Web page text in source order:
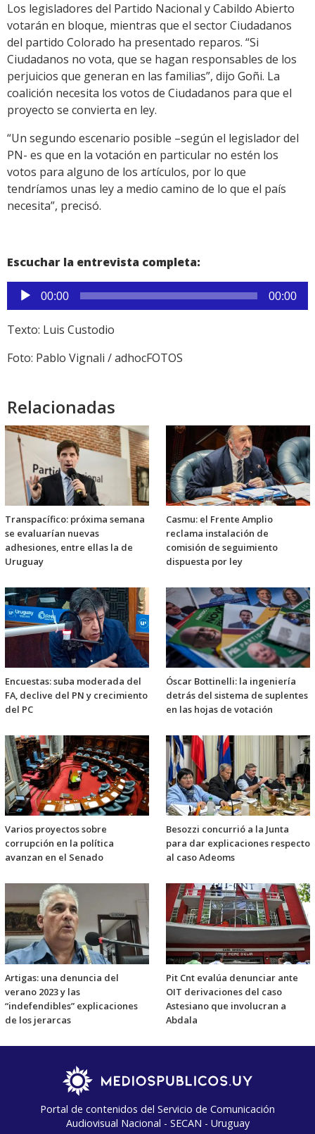
Los legisladores del Partido Nacional y Cabildo Abierto
votarán en bloque, mientras que el sector Ciudadanos
del partido Colorado ha presentado reparos. “Si
Ciudadanos no vota, que se hagan responsables de los
perjuicios que generan en las familias”, dijo Goñi. La
coalición necesita los votos de Ciudadanos para que el
proyecto se convierta en ley.
“Un segundo escenario posible –según el legislador del
PN- es que en la votación en particular no estén los
votos para alguno de los artículos, por lo que
tendríamos unas ley a medio camino de lo que el país
necesita”, precisó.
Escuchar la entrevista completa:
Reproductor
de
audio
00:00 00:00
Texto: Luis Custodio
Foto: Pablo Vignali / adhocFOTOS
Relacionadas
Transpacífico: próxima semana
se evaluarían nuevas
adhesiones, entre ellas la de
Uruguay
Casmu: el Frente Amplio
reclama instalación de
comisión de seguimiento
dispuesta por ley
Encuestas: suba moderada del
FA, declive del PN y crecimiento
del PC
Óscar Bottinelli: la ingeniería
detrás del sistema de suplentes
en las hojas de votación
Varios proyectos sobre
corrupción en la política
avanzan en el Senado
Besozzi concurrió a la Junta
para dar explicaciones respecto
al caso Adeoms
Artigas: una denuncia del
verano 2023 y las
“indefendibles” explicaciones
de los jerarcas
Pit Cnt evalúa denunciar ante
OIT derivaciones del caso
Astesiano que involucran a
Abdala
Portal de contenidos del Servicio de Comunicación
Audiovisual Nacional - SECAN - Uruguay